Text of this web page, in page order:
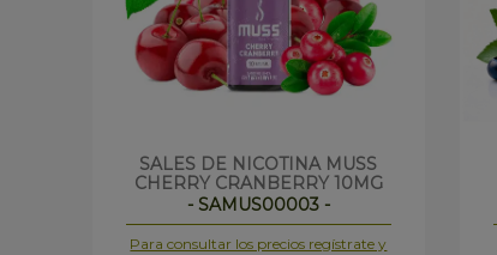
SALES DE NICOTINA MUSS
CHERRY CRANBERRY 10MG
- SAMUS00003 -
Para consultar los precios regístrate y